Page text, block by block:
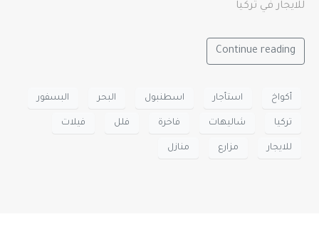
للايجار في تركيا
Continue reading
أكواخ استأجار اسطنبول البحر البسفور
تركيا شاليهات فاخرة فلل فيلات
للايجار مزارع منازل